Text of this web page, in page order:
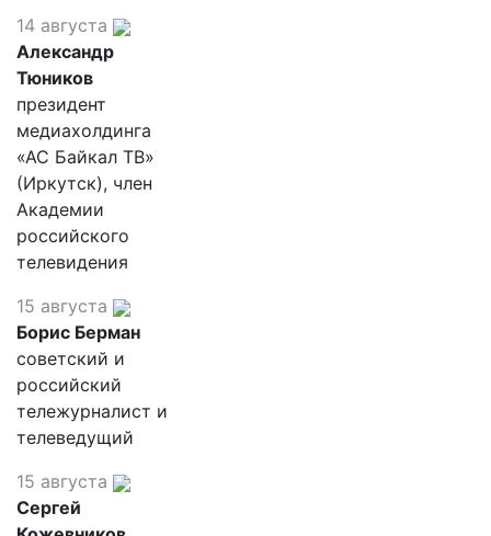
14 августа
Александр
Тюников
президент
медиахолдинга
«АС Байкал ТВ»
(Иркутск), член
Академии
российского
телевидения
15 августа
Борис Берман
советский и
российский
тележурналист и
телеведущий
15 августа
Сергей